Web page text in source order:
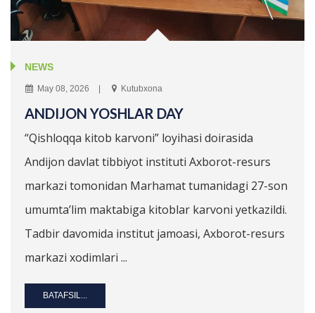
NEWS
May 08, 2026 Kutubxona
ANDIJON YOSHLAR DAY
“Qishloqqa kitob karvoni” loyihasi doirasida
Andijon davlat tibbiyot instituti Axborot-resurs
markazi tomonidan Marhamat tumanidagi 27-son
umumta’lim maktabiga kitoblar karvoni yetkazildi.
Tadbir davomida institut jamoasi, Axborot-resurs
markazi xodimlari ...
BATAFSIL...